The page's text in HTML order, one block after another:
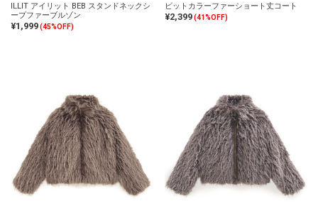
ILLIT アイリット BEB スタンドネックシ
ープファーブルゾン
¥1,999(45%OFF)
ビットカラーファーショート丈コート
¥2,399(41%OFF)